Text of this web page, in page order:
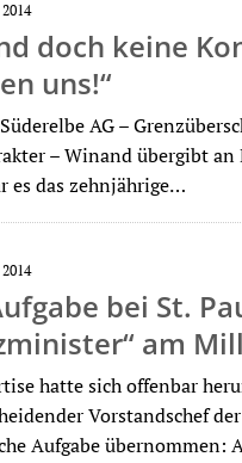
doch keine
uns!“
AG –
– Winand übergibt an
es das zehnjährige…
bei St.
am
hatte sich offenbar
Vorstandschef
Aufgabe übernommen: